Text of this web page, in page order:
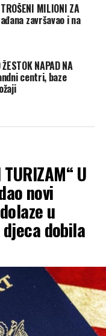
MILIONI ZA
završavao i na
NAPAD NA
centri, baze
U
novi
u
dobila